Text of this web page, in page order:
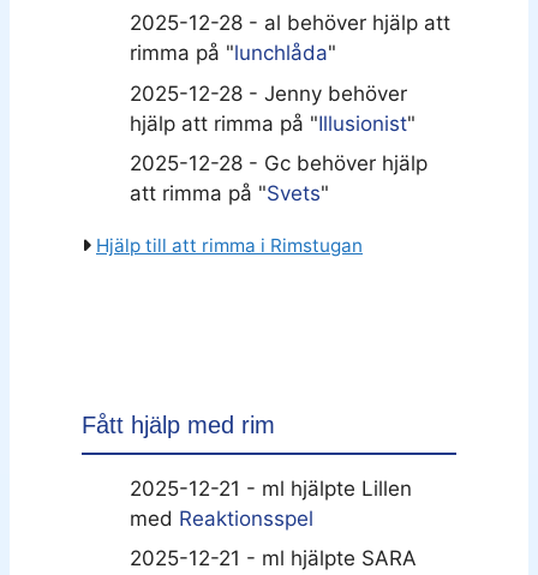
2025-12-28 - al behöver hjälp att
rimma på "lunchlåda"
2025-12-28 - Jenny behöver
hjälp att rimma på "Illusionist"
2025-12-28 - Gc behöver hjälp
att rimma på "Svets"
Hjälp till att rimma i Rimstugan
Fått hjälp med rim
2025-12-21 - ml hjälpte Lillen
med Reaktionsspel
2025-12-21 - ml hjälpte SARA